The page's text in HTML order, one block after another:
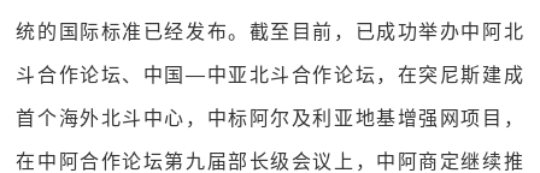
统的国际标准已经发布。截至目前，已成功举办中阿北
斗合作论坛、中国—中亚北斗合作论坛，在突尼斯建成
首个海外北斗中心，中标阿尔及利亚地基增强网项目，
在中阿合作论坛第九届部长级会议上，中阿商定继续推